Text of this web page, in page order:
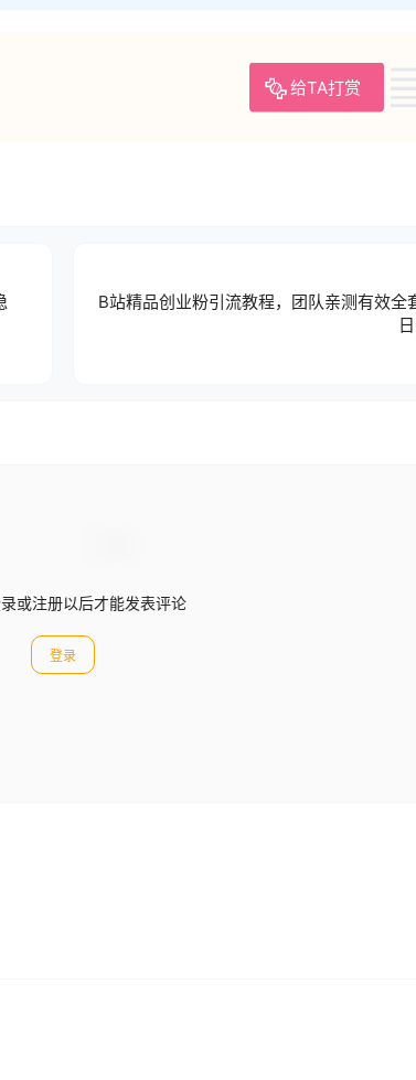
给TA打赏
B站精品创业粉引流教程，团队亲测有效全
或注册以后才能发表评论
登录